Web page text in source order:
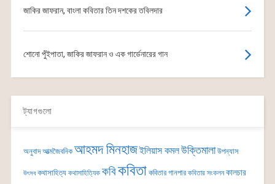
জাকির জাফরান, বাংলা কবিতার তিন দশকের তবিলদার
শোনো পুঁইপাতা, জাকির জাফরান ও এক গার্ডেনারের গান
ট্যাগগুলো
অনুবাদ আত্মজৈবনিক আহমদ মিনহাজইলিয়াস কমলউক্তিমালা উপন্যাস
উৎসব কথাসাহিত্য কথাসাহিত্যিক কবিকবিতা কবিতার গানপার কবিতার সংকলন কালচার